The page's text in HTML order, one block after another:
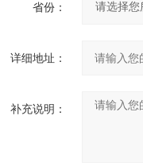
省份：
详细地址：
补充说明：